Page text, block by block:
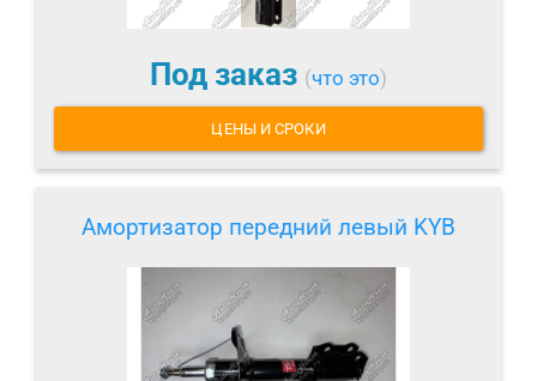
Под заказ (что это)
ЦЕНЫ И СРОКИ
Амортизатор передний левый KYB